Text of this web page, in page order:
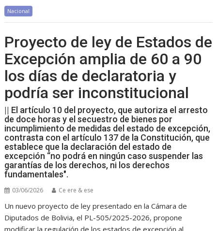
Nacional
Proyecto de ley de Estados de
Excepción amplia de 60 a 90
los días de declaratoria y
podría ser inconstitucional
|| El artículo 10 del proyecto, que autoriza el arresto
de doce horas y el secuestro de bienes por
incumplimiento de medidas del estado de excepción,
contrasta con el artículo 137 de la Constitución, que
establece que la declaración del estado de
excepción “no podrá en ningún caso suspender las
garantías de los derechos, ni los derechos
fundamentales".
03/06/2026 Ce ere & ese
Un nuevo proyecto de ley presentado en la Cámara de
Diputados de Bolivia, el PL-505/2025-2026, propone
modificar la regulación de los estados de excepción al